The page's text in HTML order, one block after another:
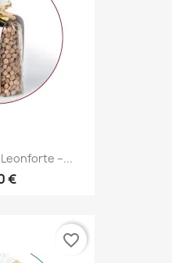
–...
€
favorite_border